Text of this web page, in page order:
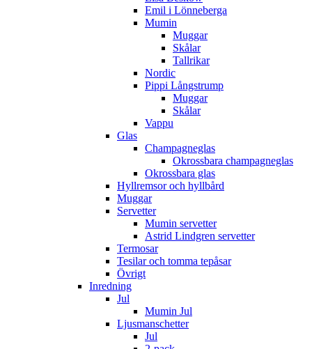
Emil i Lönneberga
Mumin
Muggar
Skålar
Tallrikar
Nordic
Pippi Långstrump
Muggar
Skålar
Vappu
Glas
Champagneglas
Okrossbara champagneglas
Okrossbara glas
Hyllremsor och hyllbård
Muggar
Servetter
Mumin servetter
Astrid Lindgren servetter
Termosar
Tesilar och tomma tepåsar
Övrigt
Inredning
Jul
Mumin Jul
Ljusmanschetter
Jul